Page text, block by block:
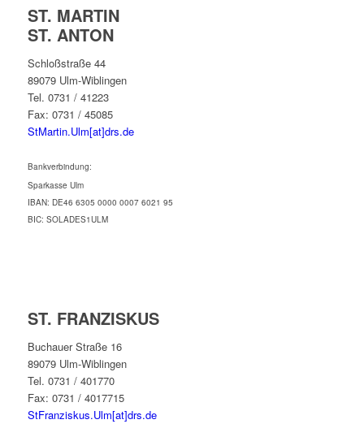
ST. MARTIN
ST. ANTON
Schloßstraße 44
89079 Ulm-Wiblingen
Tel. 0731 / 41223
Fax: 0731 / 45085
StMartin.Ulm[at]drs.de
Bankverbindung:
Sparkasse Ulm
IBAN: DE46 6305 0000 0007 6021 95
BIC: SOLADES1ULM
ST. FRANZISKUS
Buchauer Straße 16
89079 Ulm-Wiblingen
Tel. 0731 / 401770
Fax: 0731 / 4017715
StFranziskus.Ulm[at]drs.de